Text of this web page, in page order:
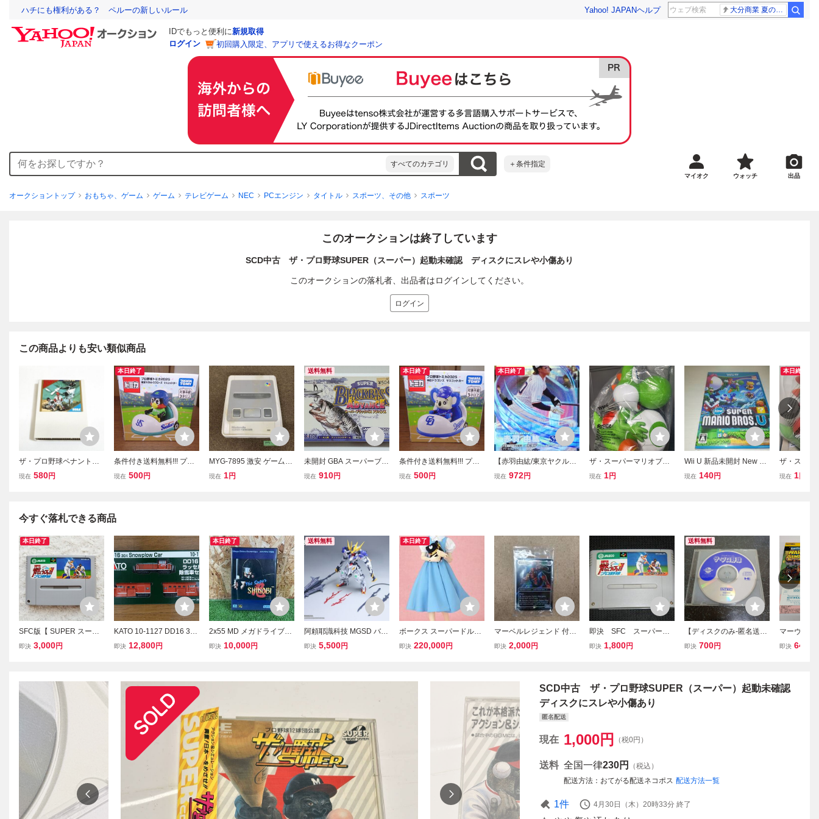
ハチにも権利がある？ ペルーの新しいルール Yahoo! JAPANヘルプ 大分商業 夏の甲子園
IDでもっと便利に新規取得
ログイン
初回購入限定、アプリで使えるお得なクーポン
すべてのカテゴリ ＋条件指定
マイオク ウォッチ 出品
オークショントップ おもちゃ、ゲーム ゲーム テレビゲーム NEC PCエンジン タイトル スポーツ、その他 スポーツ
このオークションは終了しています
SCD中古 ザ・プロ野球SUPER（スーパー）起動未確認 ディスクにスレや小傷あり
このオークションの落札者、出品者はログインしてください。
ログイン
この商品よりも安い類似商品
ザ・プロ野球ペナントレ
ース ※動作確認済・清掃
現在 580円
本日終了
条件付き送料無料!!! プロ
野球トミカ2025・東京ヤ
現在 500円
MYG-7895 激安 ゲー厶機
Nintendo SUPER FAMIC
現在 1円
送料無料
未開封 GBA スーパーブラ
ックバス アドバンス SUP
現在 910円
本日終了
条件付き送料無料!!! プロ
野球トミカ2025・中日ド
現在 500円
本日終了
【赤羽由紘/東京ヤクルト
スワローズ】バンダイ 20
現在 972円
ザ・スーパーマリオブラ
ザーズ・ムービー ヨッシ
現在 1円
Wii U 新品未開封 New ス
ーパーマリオブラザーズ
現在 140円
本日終了
ザ・スーパ
ザーズ・ム
現在 1
今すぐ落札できる商品
本日終了
SFC版【 SUPER スーパ
ー燃えろ!!プロ野球 】起
即決 3,000円
KATO 10-1127 DD16 304
ラッセル式除雪車セット
即決 12,800円
本日終了
2x55 MD メガドライブ
ザ・スーパー忍 The Supe
即決 10,000円
送料無料
阿頼耶識科技 MGSD バル
バトスルプスレクス LabZ
即決 5,500円
本日終了
ボークス スーパードルフ
ィー 天道あかね SDGr 女
即決 220,000円
マーベルレジェンド 付属
MTG マジック：ザ・ギャ
即決 2,000円
即決 SFC スーパー燃
えろ!!プロ野球 作動確認
即決 1,800円
送料無料
【ディスクのみ-匿名送料
無料】ザ・プロ野球 PCエ
即決 700円
マーヴル・
ローズ ウ
即決
SCD中古 ザ・プロ野球SUPER（スーパー）起動未確認
ディスクにスレや小傷あり
匿名配送
現在 1,000円 （税0円）
送料 全国一律230円
（税込）
配送方法
おてがる配送ネコポス 配送方法一覧
1件 4月30日（木）20時33分 終了